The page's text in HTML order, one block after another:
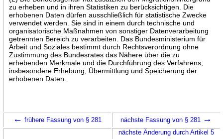
zu erheben und in ihren Statistiken zu berücksichtigen. Die
erhobenen Daten dürfen ausschließlich für statistische Zwecke
verwendet werden. Sie sind in einem durch technische und
organisatorische Maßnahmen von sonstiger Datenverarbeitung
getrennten Bereich zu verarbeiten. Das Bundesministerium für
Arbeit und Soziales bestimmt durch Rechtsverordnung ohne
Zustimmung des Bundesrates das Nähere über die zu
erhebenden Merkmale und die Durchführung des Verfahrens,
insbesondere Erhebung, Übermittlung und Speicherung der
erhobenen Daten.
← frühere Fassung von § 281 nächste Fassung von § 281 →
nächste Änderung durch Artikel 5